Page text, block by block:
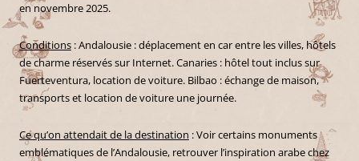
en novembre 2025.
Conditions : Andalousie : déplacement en car entre les villes, hôtels
de charme réservés sur Internet. Canaries : hôtel tout inclus sur
Fuerteventura, location de voiture. Bilbao : échange de maison,
transports et location de voiture une journée.
Ce qu’on attendait de la destination : Voir certains monuments
emblématiques de l’Andalousie, retrouver l’inspiration arabe chez